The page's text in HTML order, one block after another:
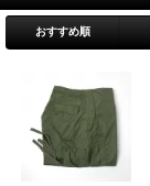
おすすめ順